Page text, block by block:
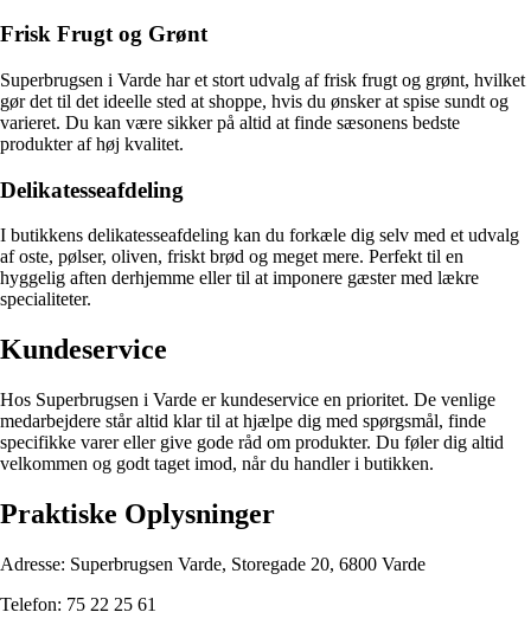
Frisk Frugt og Grønt
Superbrugsen i Varde har et stort udvalg af frisk frugt og grønt, hvilket
gør det til det ideelle sted at shoppe, hvis du ønsker at spise sundt og
varieret. Du kan være sikker på altid at finde sæsonens bedste
produkter af høj kvalitet.
Delikatesseafdeling
I butikkens delikatesseafdeling kan du forkæle dig selv med et udvalg
af oste, pølser, oliven, friskt brød og meget mere. Perfekt til en
hyggelig aften derhjemme eller til at imponere gæster med lækre
specialiteter.
Kundeservice
Hos Superbrugsen i Varde er kundeservice en prioritet. De venlige
medarbejdere står altid klar til at hjælpe dig med spørgsmål, finde
specifikke varer eller give gode råd om produkter. Du føler dig altid
velkommen og godt taget imod, når du handler i butikken.
Praktiske Oplysninger
Adresse: Superbrugsen Varde, Storegade 20, 6800 Varde
Telefon: 75 22 25 61